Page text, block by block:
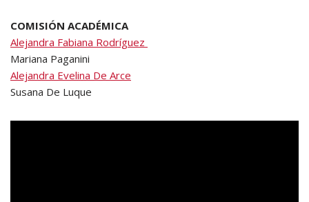
COMISIÓN ACADÉMICA
Alejandra Fabiana Rodríguez
Mariana Paganini
Alejandra Evelina De Arce
Susana De Luque